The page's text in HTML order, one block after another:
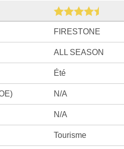
FIRESTONE
ALL SEASON
Été
N/A
N/A
Tourisme